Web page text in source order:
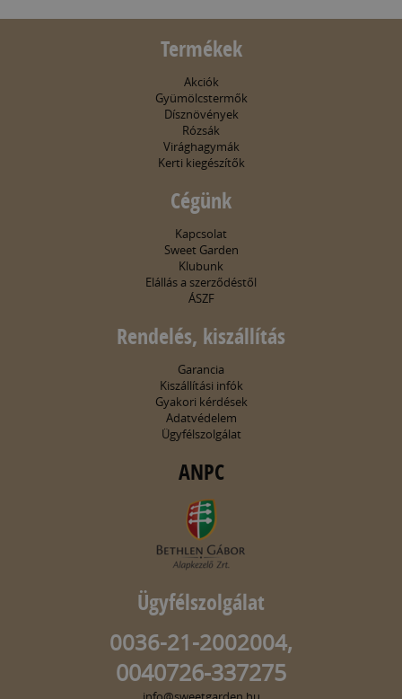
Termékek
Akciók
Gyümölcstermők
Dísznövények
Rózsák
Virághagymák
Kerti kiegészítők
Cégünk
Kapcsolat
Sweet Garden
Klubunk
Elállás a szerződéstől
ÁSZF
Rendelés, kiszállítás
Garancia
Kiszállítási infók
Gyakori kérdések
Adatvédelem
Ügyfélszolgálat
ANPC
Ügyfélszolgálat
0036-21-2002004,
0040726-337275